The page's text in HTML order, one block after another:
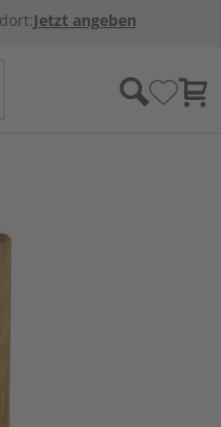
Jetzt angeben